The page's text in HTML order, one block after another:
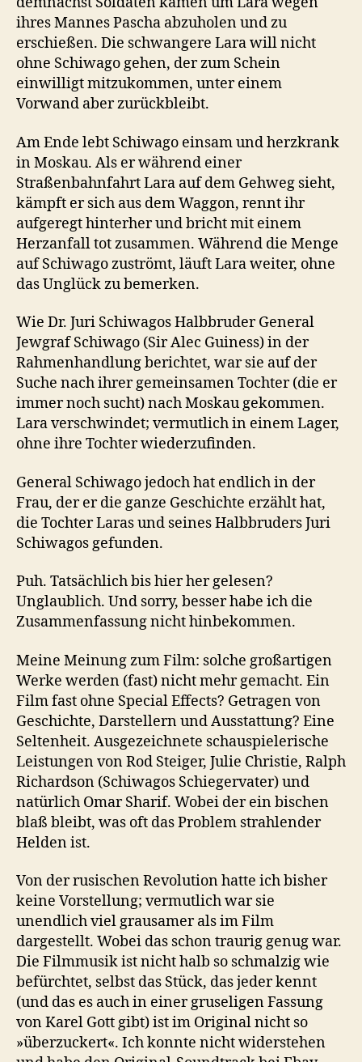
ihres Mannes Pascha abzuholen und zu
erschießen. Die schwangere Lara will nicht
ohne Schiwago gehen, der zum Schein
einwilligt mitzukommen, unter einem
Vorwand aber zurückbleibt.
Am Ende lebt Schiwago einsam und herzkrank
in Moskau. Als er während einer
Straßenbahnfahrt Lara auf dem Gehweg sieht,
kämpft er sich aus dem Waggon, rennt ihr
aufgeregt hinterher und bricht mit einem
Herzanfall tot zusammen. Während die Menge
auf Schiwago zuströmt, läuft Lara weiter, ohne
das Unglück zu bemerken.
Wie Dr. Juri Schiwagos Halbbruder General
Jewgraf Schiwago (Sir Alec Guiness) in der
Rahmenhandlung berichtet, war sie auf der
Suche nach ihrer gemeinsamen Tochter (die er
immer noch sucht) nach Moskau gekommen.
Lara verschwindet; vermutlich in einem Lager,
ohne ihre Tochter wiederzufinden.
General Schiwago jedoch hat endlich in der
Frau, der er die ganze Geschichte erzählt hat,
die Tochter Laras und seines Halbbruders Juri
Schiwagos gefunden.
Puh. Tatsächlich bis hier her gelesen?
Unglaublich. Und sorry, besser habe ich die
Zusammenfassung nicht hinbekommen.
Meine Meinung zum Film: solche großartigen
Werke werden (fast) nicht mehr gemacht. Ein
Film fast ohne Special Effects? Getragen von
Geschichte, Darstellern und Ausstattung? Eine
Seltenheit. Ausgezeichnete schauspielerische
Leistungen von Rod Steiger, Julie Christie, Ralph
Richardson (Schiwagos Schiegervater) und
natürlich Omar Sharif. Wobei der ein bischen
blaß bleibt, was oft das Problem strahlender
Helden ist.
Von der rusischen Revolution hatte ich bisher
keine Vorstellung; vermutlich war sie
unendlich viel grausamer als im Film
dargestellt. Wobei das schon traurig genug war.
Die Filmmusik ist nicht halb so schmalzig wie
befürchtet, selbst das Stück, das jeder kennt
(und das es auch in einer gruseligen Fassung
von Karel Gott gibt) ist im Original nicht so
»überzuckert«. Ich konnte nicht widerstehen